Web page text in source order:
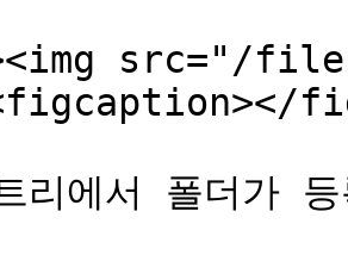
src="/files/
에서 폴더가